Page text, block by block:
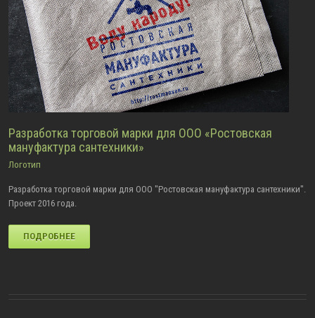
Разработка торговой марки для ООО «Ростовская
мануфактура сантехники»
Логотип
Разработка торговой марки для ООО "Ростовская мануфактура сантехники".
Проект 2016 года.
ПОДРОБНЕЕ